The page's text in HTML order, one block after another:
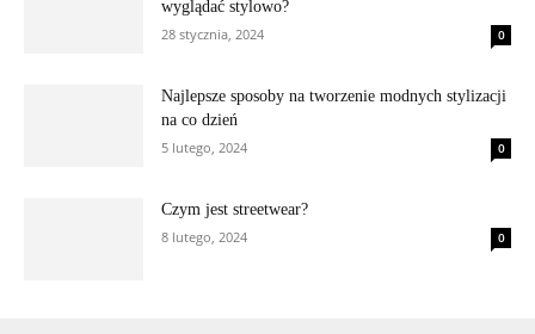
wyglądać stylowo?
28 stycznia, 2024
0
Najlepsze sposoby na tworzenie modnych stylizacji
na co dzień
5 lutego, 2024
0
Czym jest streetwear?
8 lutego, 2024
0